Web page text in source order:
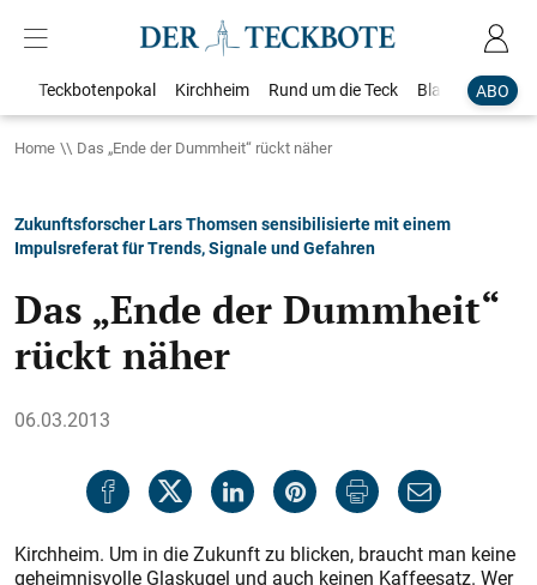
ABO
Teckbotenpokal Kirchheim Rund um die Teck Blaulicht
Home Das „Ende der Dummheit“ rückt näher
Zukunftsforscher Lars Thomsen sensibilisierte mit einem
Impulsreferat für Trends, Signale und Gefahren
Das „Ende der Dummheit“
rückt näher
06.03.2013
Kirchheim. Um in die Zukunft zu blicken, braucht man keine
geheimnisvolle Glaskugel und auch keinen Kaffeesatz. Wer